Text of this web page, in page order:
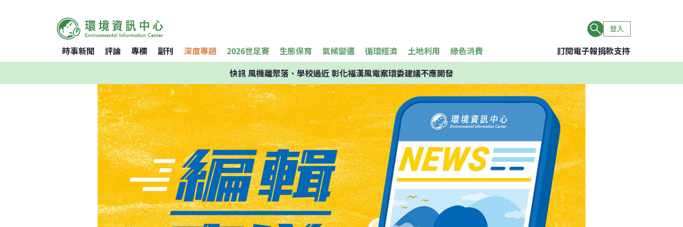
登入
時事新聞 評論 專欄 副刊 深度專題 2026世足賽 生態保育 氣候變遷 循環經濟 土地利用 綠色消費 訂閱電子報捐款支持
快訊風機離聚落、學校過近 彰化福漢風電案環委建議不應開發